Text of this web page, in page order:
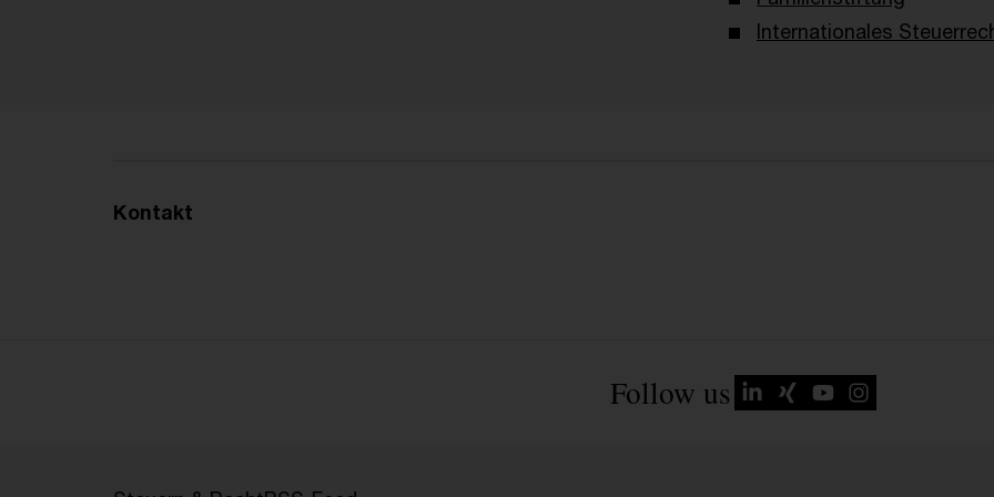
Internationales
Kontakt
Follow us